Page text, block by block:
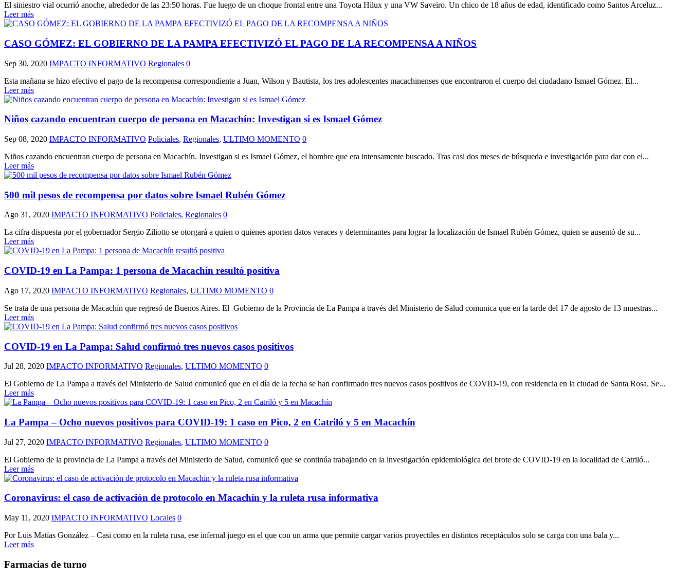
El siniestro vial ocurrió anoche, alrededor de las 23:50 horas. Fue luego de un choque frontal entre una Toyota Hilux y una VW Saveiro. Un chico de 18 años de edad, identificado como Santos Arceluz...
Leer más
CASO GÓMEZ: EL GOBIERNO DE LA PAMPA EFECTIVIZÓ EL PAGO DE LA RECOMPENSA A NIÑOS
Sep 30, 2020 IMPACTO INFORMATIVO Regionales 0
Esta mañana se hizo efectivo el pago de la recompensa correspondiente a Juan, Wilson y Bautista, los tres adolescentes macachinenses que encontraron el cuerpo del ciudadano Ismael Gómez. El...
Leer más
Niños cazando encuentran cuerpo de persona en Macachín: Investigan si es Ismael Gómez
Sep 08, 2020 IMPACTO INFORMATIVO Policiales, Regionales, ULTIMO MOMENTO 0
Niños cazando encuentran cuerpo de persona en Macachín. Investigan si es Ismael Gómez, el hombre que era intensamente buscado. Tras casi dos meses de búsqueda e investigación para dar con el...
Leer más
500 mil pesos de recompensa por datos sobre Ismael Rubén Gómez
Ago 31, 2020 IMPACTO INFORMATIVO Policiales, Regionales 0
La cifra dispuesta por el gobernador Sergio Ziliotto se otorgará a quien o quienes aporten datos veraces y determinantes para lograr la localización de Ismael Rubén Gómez, quien se ausentó de su...
Leer más
COVID-19 en La Pampa: 1 persona de Macachín resultó positiva
Ago 17, 2020 IMPACTO INFORMATIVO Regionales, ULTIMO MOMENTO 0
Se trata de una persona de Macachín que regresó de Buenos Aires. El Gobierno de la Provincia de La Pampa a través del Ministerio de Salud comunica que en la tarde del 17 de agosto de 13 muestras...
Leer más
COVID-19 en La Pampa: Salud confirmó tres nuevos casos positivos
Jul 28, 2020 IMPACTO INFORMATIVO Regionales, ULTIMO MOMENTO 0
El Gobierno de La Pampa a través del Ministerio de Salud comunicó que en el día de la fecha se han confirmado tres nuevos casos positivos de COVID-19, con residencia en la ciudad de Santa Rosa. Se...
Leer más
La Pampa – Ocho nuevos positivos para COVID-19: 1 caso en Pico, 2 en Catriló y 5 en Macachín
Jul 27, 2020 IMPACTO INFORMATIVO Regionales, ULTIMO MOMENTO 0
El Gobierno de la provincia de La Pampa a través del Ministerio de Salud, comunicó que se continúa trabajando en la investigación epidemiológica del brote de COVID-19 en la localidad de Catriló...
Leer más
Coronavirus: el caso de activación de protocolo en Macachín y la ruleta rusa informativa
May 11, 2020 IMPACTO INFORMATIVO Locales 0
Por Luis Matías González – Casi como en la ruleta rusa, ese infernal juego en el que con un arma que permite cargar varios proyectiles en distintos receptáculos solo se carga con una bala y...
Leer más
Farmacias de turno